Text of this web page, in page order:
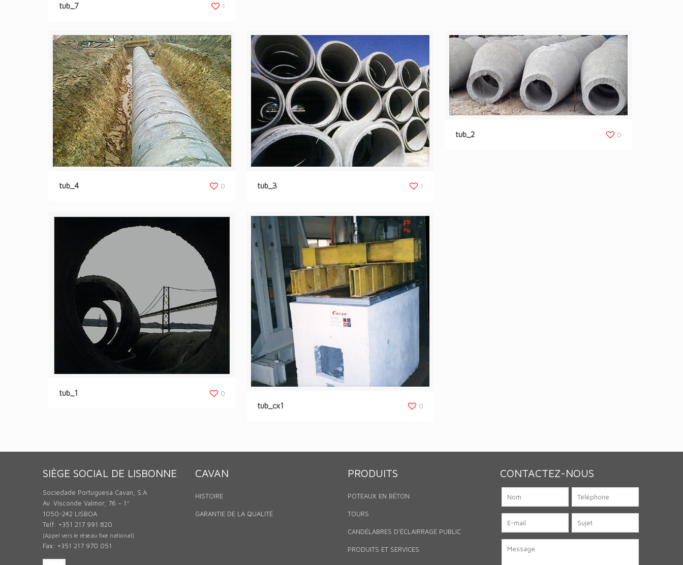
tub_7 1
tub_4 0 tub_3 1
tub_2 0
tub_1 0
tub_cx1 0
SIÈGE SOCIAL DE LISBONNE
Sociedade Portuguesa Cavan, S.A
Av. Visconde Valmor, 76 – 1º
1050-242 LISBOA
Telf: +351 217 991 820
(Appel vers le réseau fixe national)
Fax: +351 217 970 051
CAVAN
HISTOIRE
GARANTIE DE LA QUALITÉ
PRODUITS
POTEAUX EN BÉTON
TOURS
CANDÉLABRES D’ÉCLAIRRAGE PUBLIC
PRODUITS ET SERVICES
CONTACTEZ-NOUS